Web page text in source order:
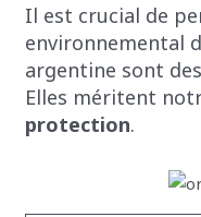
Il est crucial de
environnemental
argentine sont
Elles méritent
protection.